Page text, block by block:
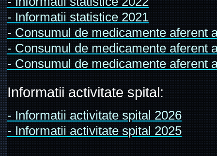
- Informatii statistice 2021
- Consumul de medicamente aferent
- Consumul de medicamente aferent
- Consumul de medicamente aferent
Informatii activitate spital:
- Informatii activitate spital 2026
- Informatii activitate spital 2025